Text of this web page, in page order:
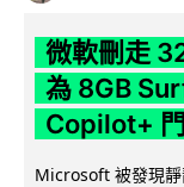
微軟刪走
為 8GB
Copilot+
Microsoft 被發現